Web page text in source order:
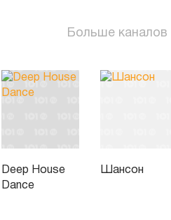
Больше каналов
Deep House
Dance
Шансон